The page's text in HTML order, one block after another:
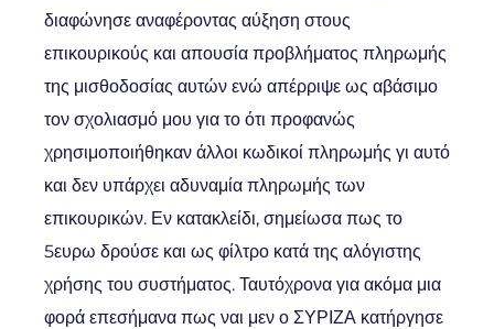
διαφώνησε αναφέροντας αύξηση στους
επικουρικούς και απουσία προβλήματος πληρωμής
της μισθοδοσίας αυτών ενώ απέρριψε ως αβάσιμο
τον σχολιασμό μου για το ότι προφανώς
χρησιμοποιήθηκαν άλλοι κωδικοί πληρωμής γι αυτό
και δεν υπάρχει αδυναμία πληρωμής των
επικουρικών. Εν κατακλείδι, σημείωσα πως το
5ευρω δρούσε και ως φίλτρο κατά της αλόγιστης
χρήσης του συστήματος. Ταυτόχρονα για ακόμα μια
φορά επεσήμανα πως ναι μεν ο ΣΥΡΙΖΑ κατήργησε